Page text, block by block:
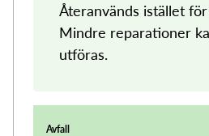
Återanvänds istället
Mindre reparationer
utföras.
Avfall